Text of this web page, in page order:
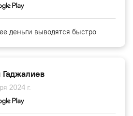
деньги выводятся быстро
2024 г.